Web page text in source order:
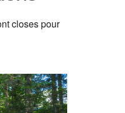
closes pour